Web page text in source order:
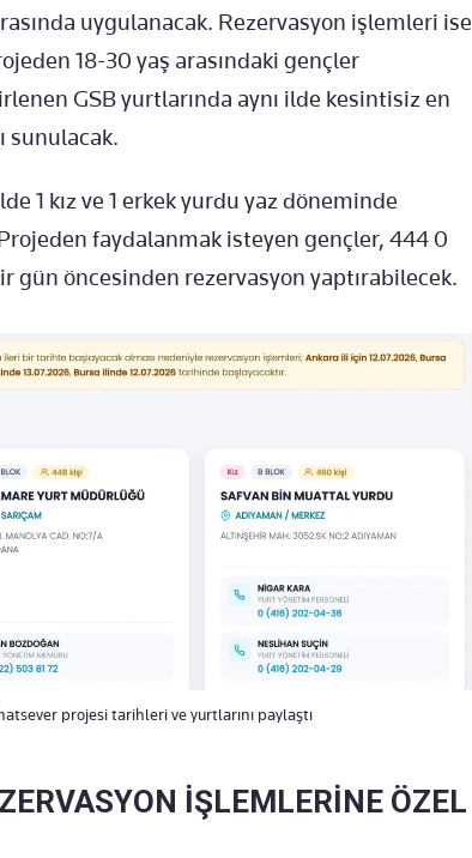
uygulanacak. Rezervasyon işlemleri ise
18-30 yaş arasındaki gençler
GSB yurtlarında aynı ilde kesintisiz en
sunulacak.
1 kız ve 1 erkek yurdu yaz döneminde
faydalanmak isteyen gençler, 444 0
gün öncesinden rezervasyon yaptırabilecek.
projesi tarihleri ve yurtlarını paylaştı
İŞLEMLERİNE ÖZEL